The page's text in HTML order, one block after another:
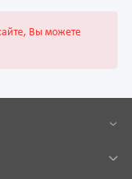
Вы можете